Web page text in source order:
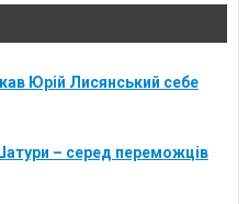
Юрій Лисянський себе
– серед переможців